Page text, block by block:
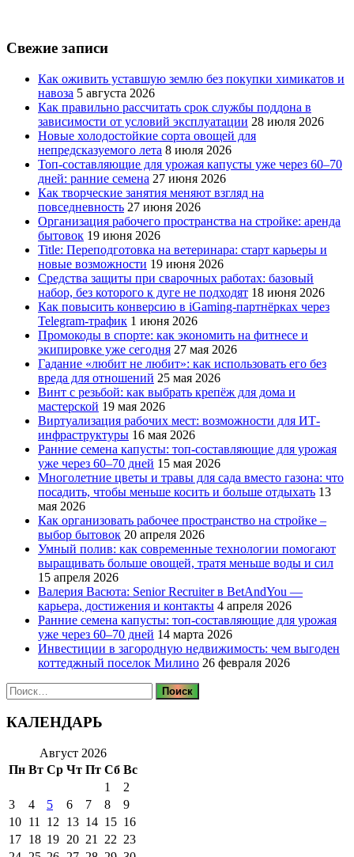
Свежие записи
Как оживить уставшую землю без покупки химикатов и
навоза 5 августа 2026
Как правильно рассчитать срок службы поддона в
зависимости от условий эксплуатации 28 июля 2026
Новые холодостойкие сорта овощей для
непредсказуемого лета 8 июля 2026
Топ-составляющие для урожая капусты уже через 60–70
дней: ранние семена 27 июня 2026
Как творческие занятия меняют взгляд на
повседневность 27 июня 2026
Организация рабочего пространства на стройке: аренда
бытовок 19 июня 2026
Title: Переподготовка на ветеринара: старт карьеры и
новые возможности 19 июня 2026
Средства защиты при сварочных работах: базовый
набор, без которого к дуге не подходят 18 июня 2026
Как повысить конверсию в iGaming-партнёрках через
Telegram-трафик 1 июня 2026
Промокоды в спорте: как экономить на фитнесе и
экипировке уже сегодня 27 мая 2026
Гадание «любит не любит»: как использовать его без
вреда для отношений 25 мая 2026
Винт с резьбой: как выбрать крепёж для дома и
мастерской 19 мая 2026
Виртуализация рабочих мест: возможности для ИТ-
инфраструктуры 16 мая 2026
Ранние семена капусты: топ‑составляющие для урожая
уже через 60–70 дней 15 мая 2026
Многолетние цветы и травы для сада вместо газона: что
посадить, чтобы меньше косить и больше отдыхать 13
мая 2026
Как организовать рабочее пространство на стройке –
выбор бытовок 20 апреля 2026
Умный полив: как современные технологии помогают
выращивать больше овощей, тратя меньше воды и сил
15 апреля 2026
Валерия Васюта: Senior Recruiter в BetAndYou —
карьера, достижения и контакты 4 апреля 2026
Ранние семена капусты: топ‑составляющие для урожая
уже через 60–70 дней 14 марта 2026
Инвестиции в загородную недвижимость: чем выгоден
коттеджный поселок Милино 26 февраля 2026
Найти:
КАЛЕНДАРЬ
Август 2026
Пн Вт Ср Чт Пт Сб Вс
1
2
3
4 5 6 7 8
9
10 11 12 13 14 15 16
17 18 19 20 21 22 23